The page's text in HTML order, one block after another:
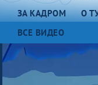
ЗА КАДРОМ
О
ВСЕ ВИДЕО